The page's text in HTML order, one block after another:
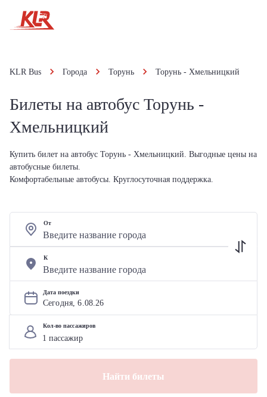
KLR Bus Города Торунь Торунь - Хмельницкий
Билеты на автобус Торунь -
Хмельницкий
Купить билет на автобус Торунь - Хмельницкий. Выгодные цены на
автобусные билеты.
Комфортабельные автобусы. Круглосуточная поддержка.
От
К
Дата поездки
Сегодня, 6.08.26
Кол-во пассажиров
Найти билеты